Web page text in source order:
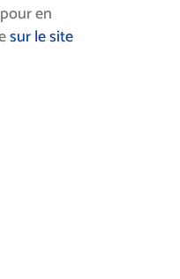
en
sur le site